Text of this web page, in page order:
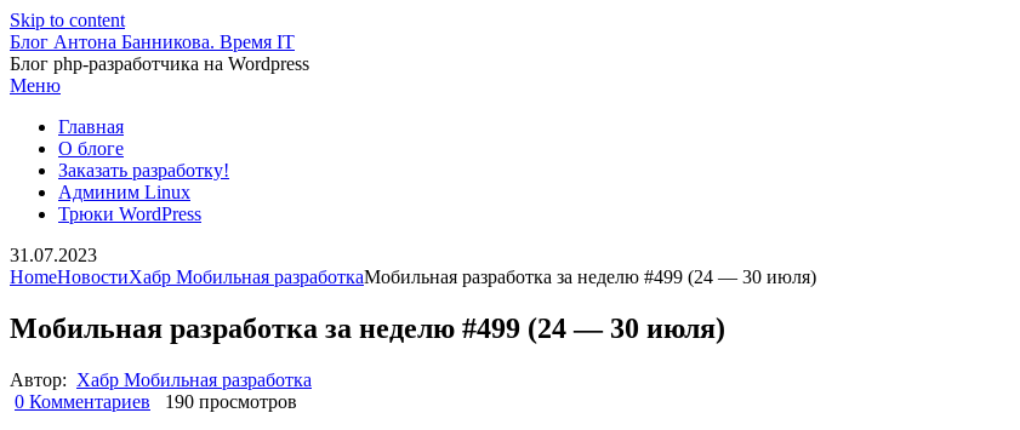
Skip to content
Блог Антона Банникова. Время IT
Блог php-разработчика на Wordpress
Меню
Главная
О блоге
Заказать разработку!
Админим Linux
Трюки WordPress
31.07.2023
HomeНовостиХабр Мобильная разработкаМобильная разработка за неделю #499 (24 — 30 июля)
Мобильная разработка за неделю #499 (24 — 30 июля)
Автор: Хабр Мобильная разработка
0 Комментариев
190 просмотров